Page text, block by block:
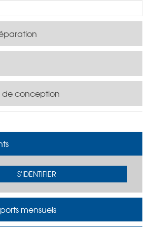
de conception
S'IDENTIFIER
mensuels